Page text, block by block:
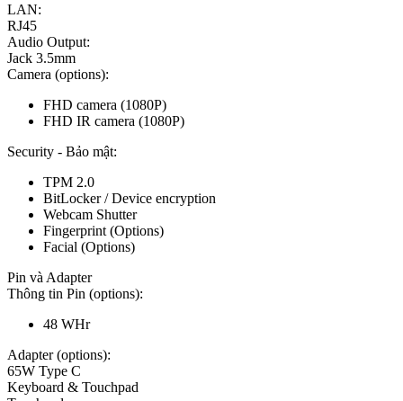
LAN:
RJ45
Audio Output:
Jack 3.5mm
Camera (options):
FHD camera (1080P)
FHD IR camera (1080P)
Security - Bảo mật:
TPM 2.0
BitLocker / Device encryption
Webcam Shutter
Fingerprint (Options)
Facial (Options)
Pin và Adapter
Thông tin Pin (options):
48 WHr
Adapter (options):
65W Type C
Keyboard & Touchpad